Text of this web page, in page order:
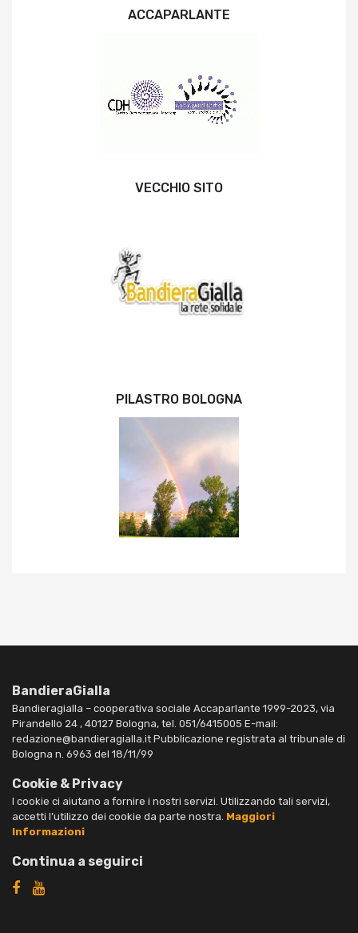
ACCAPARLANTE
VECCHIO SITO
PILASTRO BOLOGNA
BandieraGialla
Bandieragialla – cooperativa sociale Accaparlante 1999-2023, via
Pirandello 24 , 40127 Bologna, tel. 051/6415005 E-mail:
redazione@bandieragialla.it Pubblicazione registrata al tribunale di
Bologna n. 6963 del 18/11/99
Cookie & Privacy
I cookie ci aiutano a fornire i nostri servizi. Utilizzando tali servizi,
accetti l’utilizzo dei cookie da parte nostra. Maggiori
Informazioni
Continua a seguirci